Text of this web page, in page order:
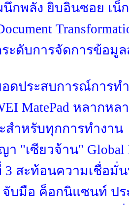
นึกพลัง ยิบอินซอย เน็
ระดับการจัดการข้อมู
ดประสบการณ์การท
MatePad หลากห
สำหรับทุกการทำงาน
"เซียวจ้าน" Global
3 สะท้อนความเชื่อมั่
จับมือ ค็อกนิแซนท์ ป